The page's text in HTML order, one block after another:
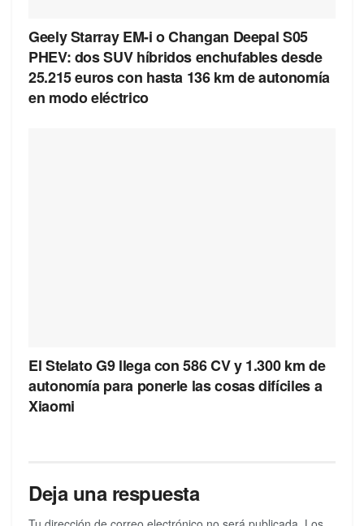
Geely Starray EM-i o Changan Deepal S05
PHEV: dos SUV híbridos enchufables desde
25.215 euros con hasta 136 km de autonomía
en modo eléctrico
El Stelato G9 llega con 586 CV y 1.300 km de
autonomía para ponerle las cosas difíciles a
Xiaomi
Deja una respuesta